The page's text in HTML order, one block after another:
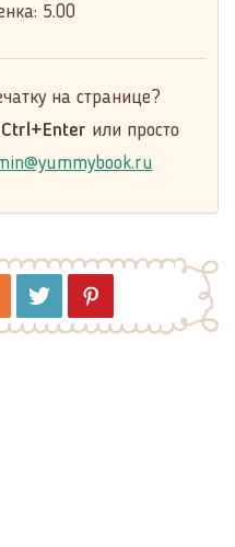
5.00
на странице?
Ctrl+Enter или просто